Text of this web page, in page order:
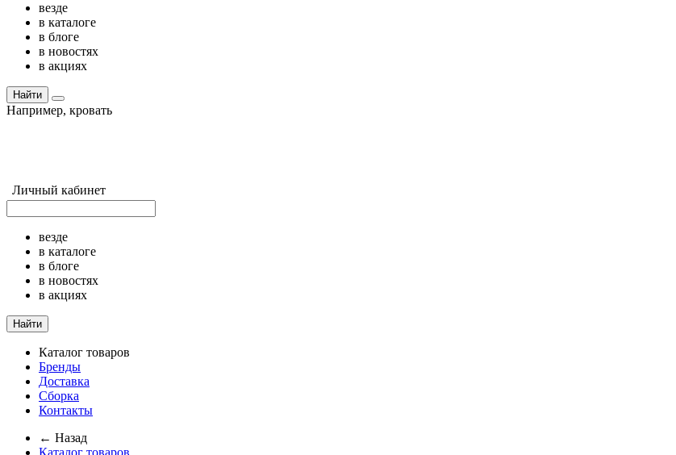
везде
в каталоге
в блоге
в новостях
в акциях
Найти
Например, кровать
Личный кабинет
везде
в каталоге
в блоге
в новостях
в акциях
Найти
Каталог товаров
Бренды
Доставка
Сборка
Контакты
← Назад
Каталог товаров